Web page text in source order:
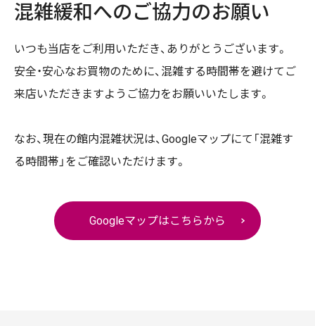
混雑緩和へのご協力のお願い
いつも当店をご利用いただき、ありがとうございます。
安全・安心なお買物のために、混雑する時間帯を避けてご
来店いただきますようご協力をお願いいたします。
なお、現在の館内混雑状況は、Googleマップにて「混雑す
る時間帯」をご確認いただけます。
Googleマップはこちらから